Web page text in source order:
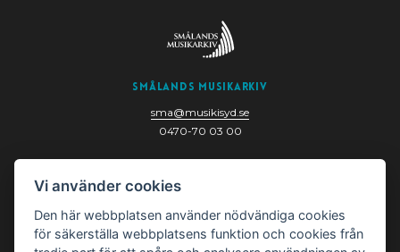
Smålands Musikarkiv
sma@musikisyd.se
0470-70 03 00
352 33 Växjö
Vi använder cookies
Den här webbplatsen använder nödvändiga cookies
för säkerställa webbplatsens funktion och cookies från